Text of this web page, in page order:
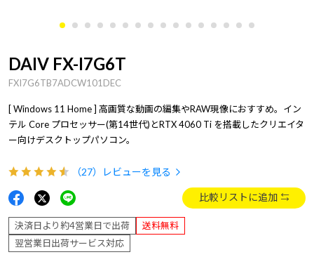
DAIV FX-I7G6T
FXI7G6TB7ADCW101DEC
[ Windows 11 Home ] 高画質な動画の編集やRAW現像におすすめ。イン
テル Core プロセッサー(第14世代)とRTX 4060 Ti を搭載したクリエイタ
ー向けデスクトップパソコン。
（27） レビューを見る
比較リストに追加
決済日より約4営業日で出荷
送料無料
翌営業日出荷サービス対応